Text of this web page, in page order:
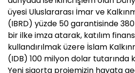
üyesi Uluslararası İmar ve
(IBRD) yüzde 50 garantisinde
bir ilke imza atarak, katılım
kullandırılmak üzere İslam
(IDB) 100 milyon dolar tutarında
Yeni sigorta projemizin hayata